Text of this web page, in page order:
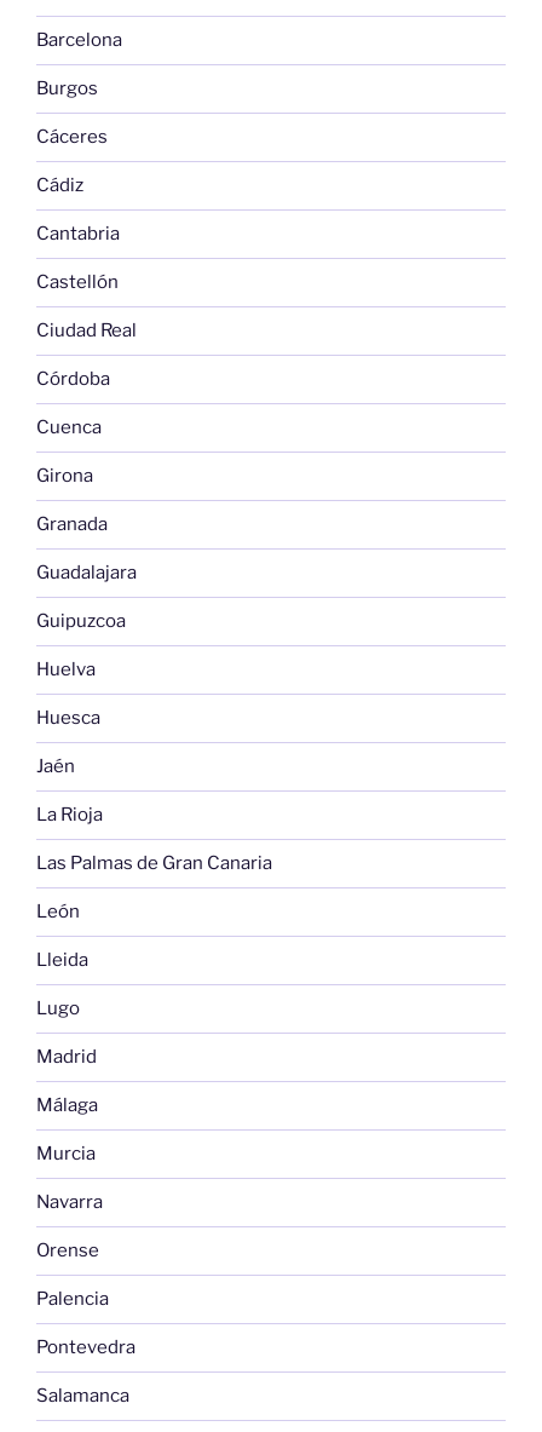
Barcelona
Burgos
Cáceres
Cádiz
Cantabria
Castellón
Ciudad Real
Córdoba
Cuenca
Girona
Granada
Guadalajara
Guipuzcoa
Huelva
Huesca
Jaén
La Rioja
Las Palmas de Gran Canaria
León
Lleida
Lugo
Madrid
Málaga
Murcia
Navarra
Orense
Palencia
Pontevedra
Salamanca